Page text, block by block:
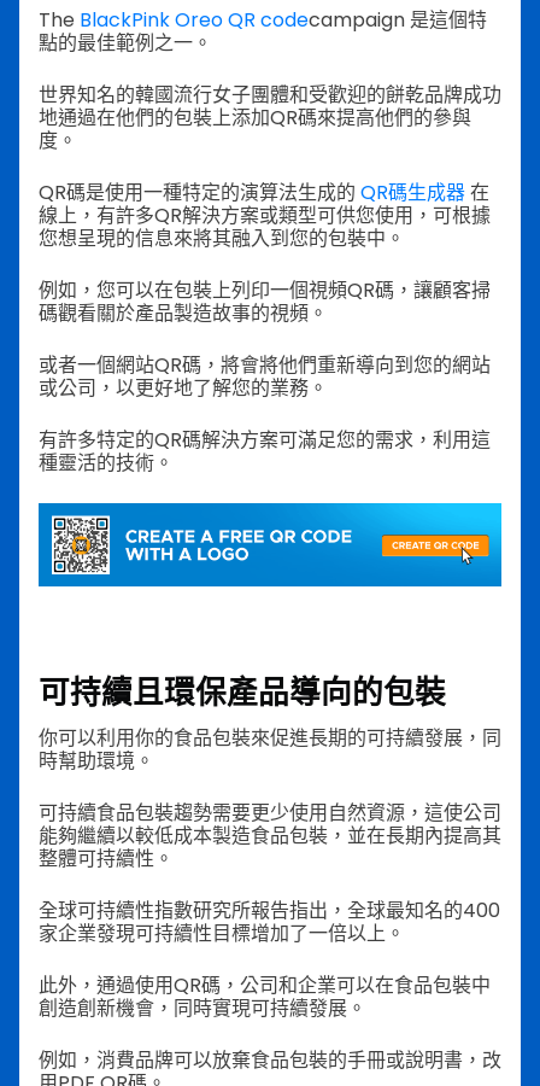
The BlackPink Oreo QR codecampaign 是這個特
點的最佳範例之一。
世界知名的韓國流行女子團體和受歡迎的餅乾品牌成功
地通過在他們的包裝上添加QR碼來提高他們的參與
度。
QR碼是使用一種特定的演算法生成的 QR碼生成器在
線上，有許多QR解決方案或類型可供您使用，可根據
您想呈現的信息來將其融入到您的包裝中。
例如，您可以在包裝上列印一個視頻QR碼，讓顧客掃
碼觀看關於產品製造故事的視頻。
或者一個網站QR碼，將會將他們重新導向到您的網站
或公司，以更好地了解您的業務。
有許多特定的QR碼解決方案可滿足您的需求，利用這
種靈活的技術。
可持續且環保產品導向的包裝
你可以利用你的食品包裝來促進長期的可持續發展，同
時幫助環境。
可持續食品包裝趨勢需要更少使用自然資源，這使公司
能夠繼續以較低成本製造食品包裝，並在長期內提高其
整體可持續性。
全球可持續性指數研究所報告指出，全球最知名的400
家企業發現可持續性目標增加了一倍以上。
此外，通過使用QR碼，公司和企業可以在食品包裝中
創造創新機會，同時實現可持續發展。
例如，消費品牌可以放棄食品包裝的手冊或說明書，改